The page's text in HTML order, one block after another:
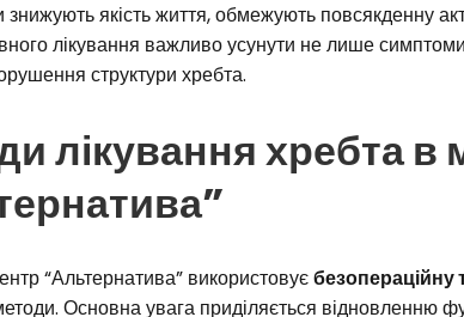
якість життя, обмежують повсякденну
лікування важливо усунути не лише
структури хребта.
лікування хребта в
“Альтернатива” використовуєбезопераційну
Основна увага приділяється відновленню